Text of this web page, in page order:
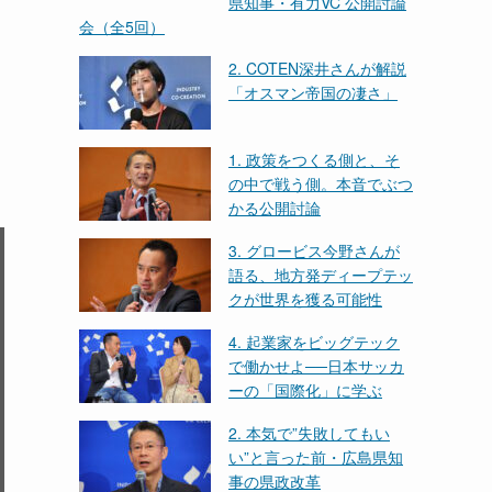
会（全5回）
2. COTEN深井さんが解説
「オスマン帝国の凄さ」
1. 政策をつくる側と、そ
の中で戦う側。本音でぶつ
かる公開討論
3. グロービス今野さんが
語る、地方発ディープテッ
クが世界を獲る可能性
4. 起業家をビッグテック
で働かせよ──日本サッカ
ーの「国際化」に学ぶ
2. 本気で”失敗してもい
い”と言った前・広島県知
事の県政改革